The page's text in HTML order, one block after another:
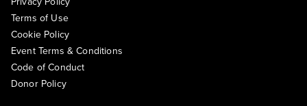
Terms of Use
Cookie Policy
Event Terms & Conditions
Code of Conduct
Donor Policy